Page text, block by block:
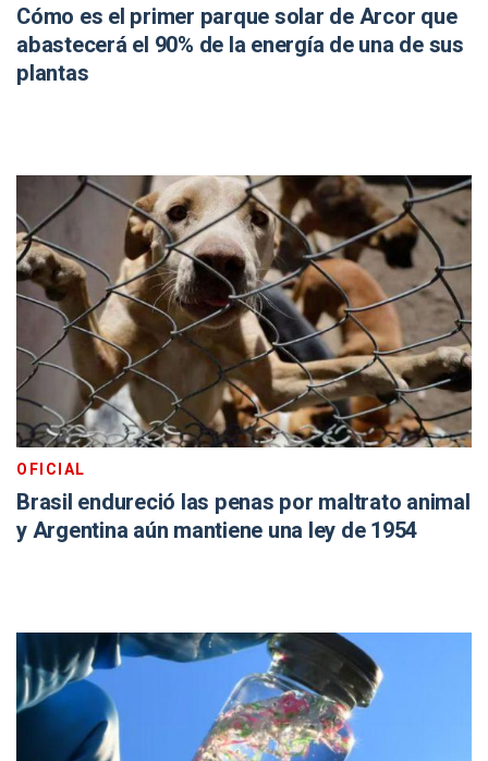
Cómo es el primer parque solar de Arcor que
abastecerá el 90% de la energía de una de sus
plantas
OFICIAL
Brasil endureció las penas por maltrato animal
y Argentina aún mantiene una ley de 1954